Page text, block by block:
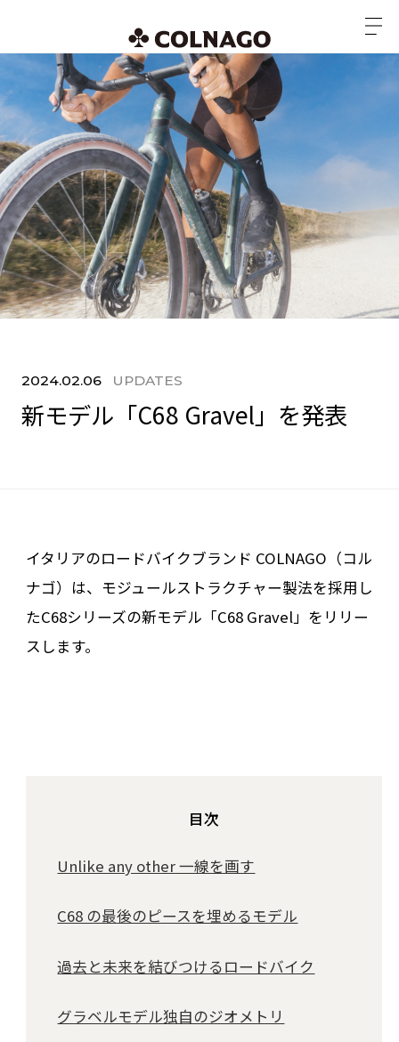
2024.02.06 UPDATES
新モデル「C68 Gravel」を発表
イタリアのロードバイクブランド COLNAGO（コル
ナゴ）は、モジュールストラクチャー製法を採用し
たC68シリーズの新モデル「C68 Gravel」をリリー
スします。
目次
Unlike any other 一線を画す
C68 の最後のピースを埋めるモデル
過去と未来を結びつけるロードバイク
グラベルモデル独自のジオメトリ